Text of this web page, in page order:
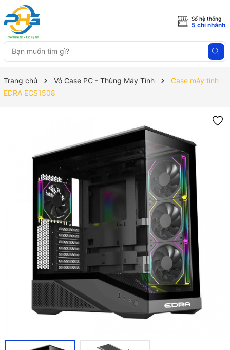
Số hệ thống
5 chi nhánh
Trang chủ Vỏ Case PC - Thùng Máy Tính
Case máy tính
EDRA ECS1508